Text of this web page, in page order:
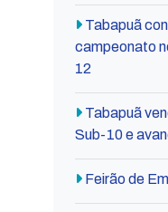
Tabapuã
campeonato
12
Tabapuã
Sub-10 e
Feirão de